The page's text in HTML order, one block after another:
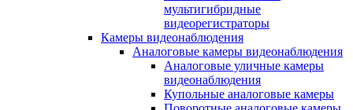
мультигибридные
видеорегистраторы
Камеры видеонаблюдения
Аналоговые камеры видеонаблюдения
Аналоговые уличные камеры
видеонаблюдения
Купольные аналоговые камеры